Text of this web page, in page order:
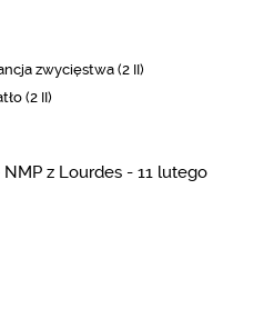
zwycięstwa (2 II)
(2 II)
z Lourdes - 11 lutego